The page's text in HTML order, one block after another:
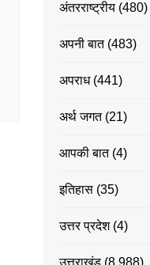
अंतरराष्ट्रीय (480)
अपनी बात(483)
अपराध(441)
अर्थ जगत(21)
आपकी बात(4)
इतिहास (35)
उत्तर प्रदेश(4)